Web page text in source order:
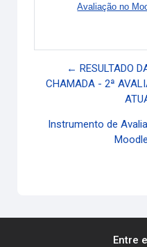
Avaliação no
← RESULTADO
CHAMADA - 2ª
Instrumento de
Entre